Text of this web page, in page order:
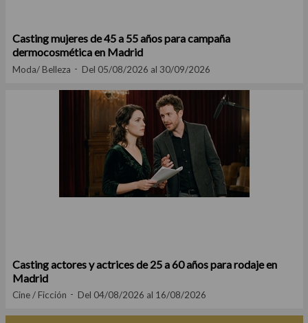
Casting mujeres de 45 a 55 años para campaña
dermocosmética en Madrid
Moda/ Belleza Del 05/08/2026 al 30/09/2026
Casting actores y actrices de 25 a 60 años para rodaje en
Madrid
Cine / Ficción Del 04/08/2026 al 16/08/2026